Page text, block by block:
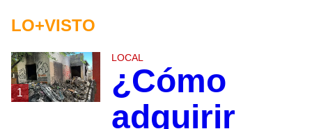
LO+VISTO
1
LOCAL
¿Cómo
adquirir